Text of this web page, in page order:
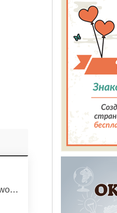
I can create a website of any complexity and also perform technical work with databases.